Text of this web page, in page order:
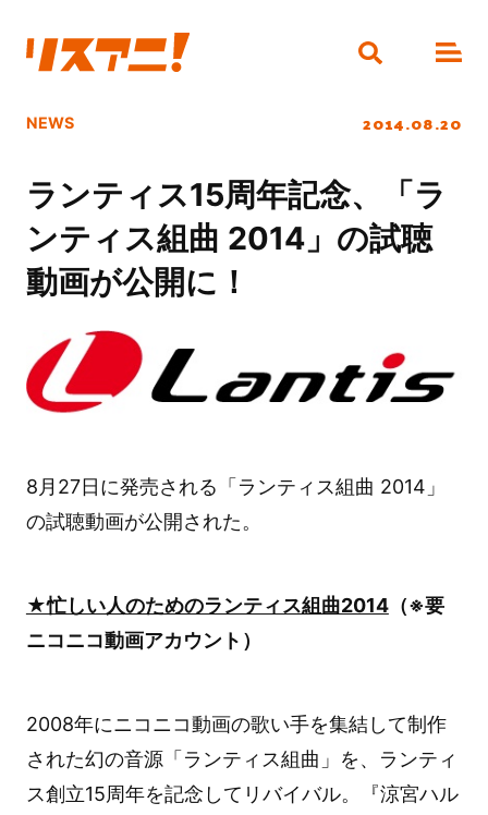
NEWS 2014.08.20
ランティス15周年記念、「ラ
ンティス組曲 2014」の試聴
動画が公開に！
8月27日に発売される「ランティス組曲 2014」
の試聴動画が公開された。
★忙しい人のためのランティス組曲2014（※要
ニコニコ動画アカウント）
2008年にニコニコ動画の歌い手を集結して制作
された幻の音源「ランティス組曲」を、ランティ
ス創立15周年を記念してリバイバル。『涼宮ハル